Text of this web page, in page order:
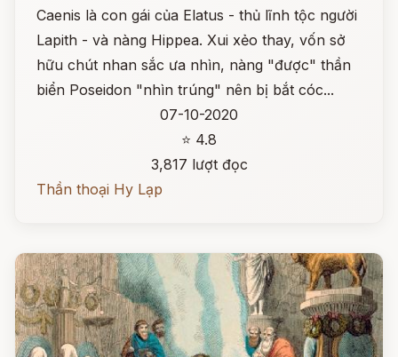
Caenis là con gái của Elatus - thủ lĩnh tộc người
Lapith - và nàng Hippea. Xui xẻo thay, vốn sở
hữu chút nhan sắc ưa nhìn, nàng "được" thần
biển Poseidon "nhìn trúng" nên bị bắt cóc...
07-10-2020
⭐ 4.8
3,817 lượt đọc
Thần thoại Hy Lạp